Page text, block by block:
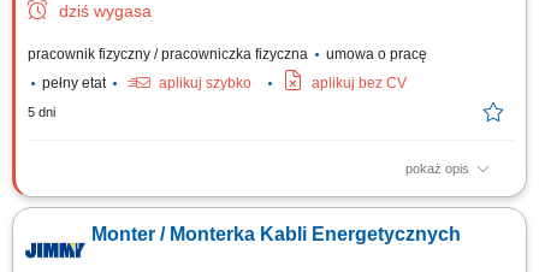
dziś wygasa
pracownik fizyczny / pracowniczka fizyczna
umowa o pracę
pełny etat
aplikuj szybko aplikuj bez CV
5 dni
pokaż opis
Budowa i montaż tras kablowych. Montaż linii kablowych. Montaż
urządzeń sterowania i oświetlenia. Montaż rozdzielnic i szaf
sterowniczych.
Monter / Monterka Kabli Energetycznych